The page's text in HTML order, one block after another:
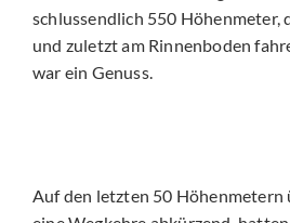
schlussendlich 550 Höhenmeter,
und zuletzt am Rinnenboden
war ein Genuss.
Auf den letzten 50 Höhenmetern